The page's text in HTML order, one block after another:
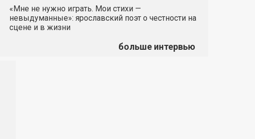
«Мне не нужно играть. Мои стихи —
невыдуманные»: ярославский поэт о честности на
сцене и в жизни
больше интервью